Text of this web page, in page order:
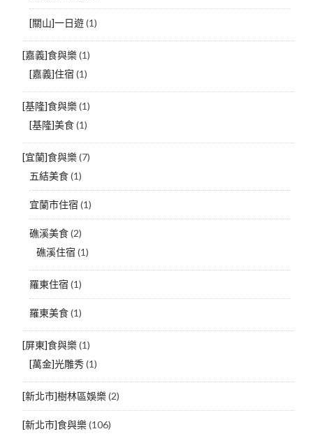
[關山]一日遊(1)
[嘉義]食與樂(1)
[嘉義]住宿 (1)
[基隆]食與樂(1)
[基隆]美食(1)
[宜蘭]食與樂(7)
五結美食(1)
宜蘭市住宿 (1)
礁溪美食(2)
礁溪住宿 (1)
羅東住宿 (1)
羅東美食(1)
[屏東]食與樂(1)
[萬金]光雕秀(1)
[新北市]樹林區娛樂(2)
[新北市]食與樂(106)